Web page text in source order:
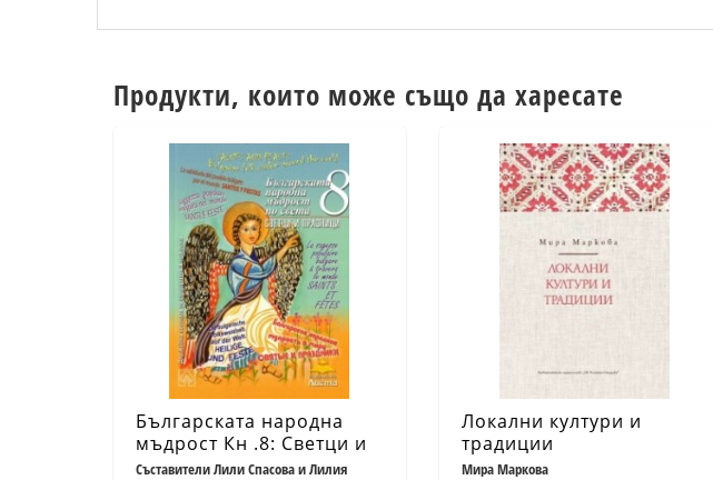
Продукти, които може също да харесате
Българската народна
мъдрост Кн .8: Светци и
празници - Ч.2
Съставители Лили Спасова и Лилия
Локални култури и
традиции
Мира Маркова